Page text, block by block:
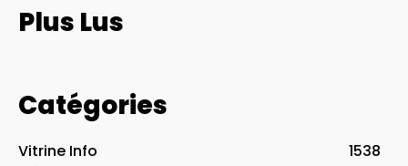
Plus Lus
Catégories
Vitrine Info
1538